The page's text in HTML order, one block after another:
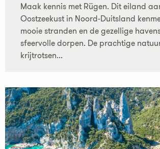
Maak kennis met Rügen. Dit eiland
Oostzeekust in Noord-Duitsland
mooie stranden en de gezellige
sfeervolle dorpen. De prachtige
krijtrotsen...